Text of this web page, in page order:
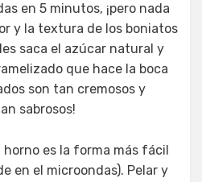
en 5 minutos, ¡pero nada
y la textura de los boniatos
saca el azúcar natural y
que hace la boca
son tan cremosos y
sabrosos!
horno es la forma más fácil
en el microondas). Pelar y